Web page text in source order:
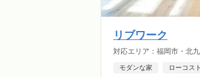
リブワーク
対応エリア：福岡市・北
モダンな家 ローコス